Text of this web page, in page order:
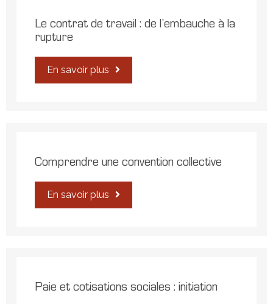
Le contrat de travail : de l’embauche à la
rupture
En savoir plus
Comprendre une convention collective
En savoir plus
Paie et cotisations sociales : initiation